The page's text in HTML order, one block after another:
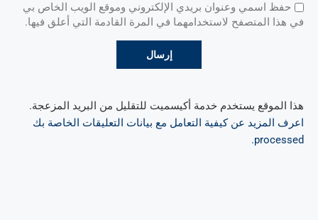
حفظ اسمي وعنوان بريدي الإلكتروني وموقع الويب الخاص بي
في هذا المتصفح لاستخدامهما في المرة القادمة التي أعلق فيها.
هذا الموقع يستخدم خدمة أكيسميت للتقليل من البريد المزعجة.
اعرف المزيد عن كيفية التعامل مع بيانات التعليقات الخاصة بك
processed
.